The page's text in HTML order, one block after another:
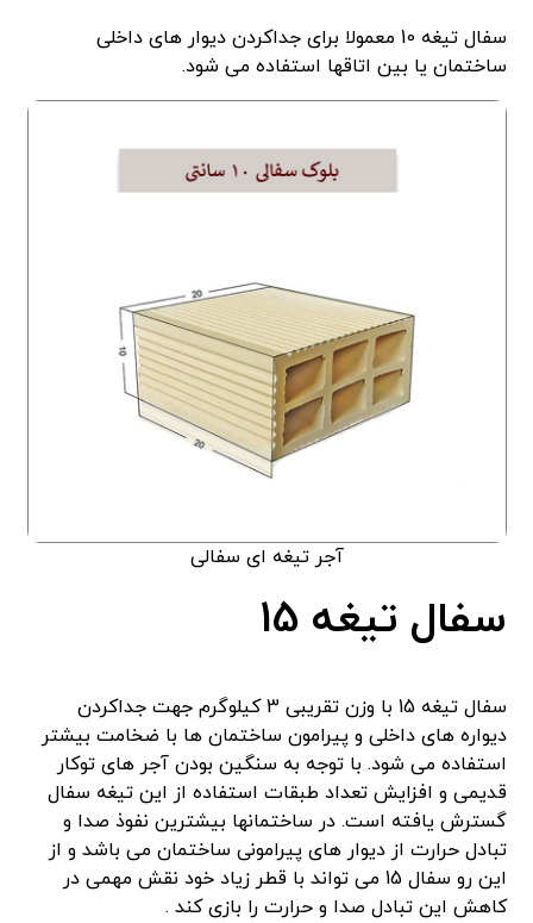
سفال تیغه 10 معمولا برای جداکردن دیوار های داخلی
ساختمان یا بین اتاقها استفاده می شود.
آجر تیغه ای سفالی
سفال تیغه 15
سفال تیغه 15 با وزن تقریبی 3 کیلوگرم جهت جداکردن
دیواره های داخلی و پیرامون ساختمان ها با ضخامت بیشتر
استفاده می شود. با توجه به سنگین بودن آجر های توکار
قدیمی و افزایش تعداد طبقات استفاده از این تیغه سفال
گسترش یافته است. در ساختمانها بیشترین نفوذ صدا و
تبادل حرارت از دیوار های پیرامونی ساختمان می باشد و از
این رو سفال 15 می تواند با قطر زیاد خود نقش مهمی در
کاهش این تبادل صدا و حرارت را بازی کند .